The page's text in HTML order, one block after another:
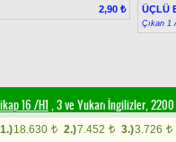
2,90 ₺
ÜÇLÜ
Çıkan 1
16 /H1 , 3 ve Yukarı İngilizler,
1.)18.630 t 2.)7.452 t 3.)3.726 t